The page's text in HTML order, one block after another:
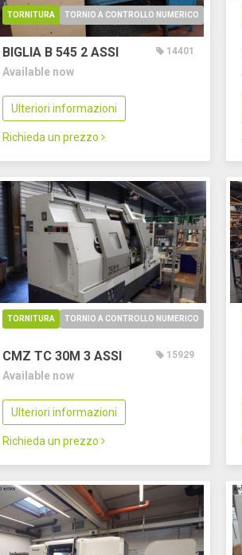
TORNITURA TORNIO A CONTROLLO NUMERICO
BIGLIA B 545 2 ASSI 14401
Available now
Ulteriori informazioni
Richieda un prezzo
TORNITURA TORNIO A CONTROLLO NUMERICO
CMZ TC 30M 3 ASSI 15929
Available now
Ulteriori informazioni
Richieda un prezzo